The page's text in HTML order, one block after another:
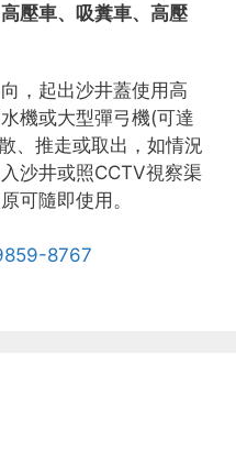
高壓車、吸糞車、高壓
，起出沙井蓋使用高
機或大型彈弓機(可達
、推走或取出，如情況
沙井或照CCTV視察渠
可隨即使用。
8767